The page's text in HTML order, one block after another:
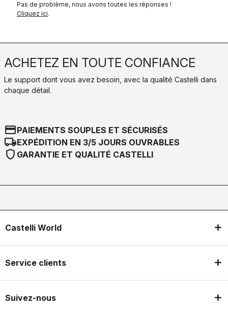
Pas de problème, nous avons toutes les réponses !
Cliquez ici.
ACHETEZ EN TOUTE CONFIANCE
Le support dont vous avez besoin, avec la qualité Castelli dans
chaque détail.
credit_cardPAIEMENTS SOUPLES ET SÉCURISÉS
local_shippingEXPÉDITION EN 3/5 JOURS OUVRABLES
shield GARANTIE ET QUALITÉ CASTELLI
Castelli World
Service clients
Suivez-nous